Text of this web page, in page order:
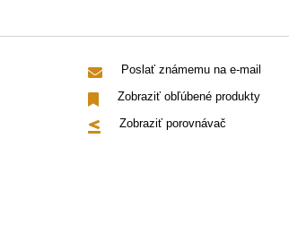
Poslať známemu na e-mail
Zobraziť obľúbené produkty
Zobraziť porovnávač